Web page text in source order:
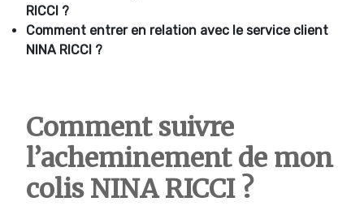
RICCI ?
Comment entrer en relation avec le service client
NINA RICCI ?
Comment suivre
l’acheminement de mon
colis NINA RICCI ?